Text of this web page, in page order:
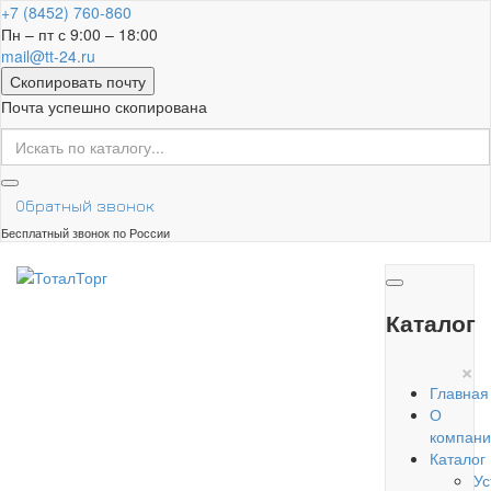
+7 (8452) 760-860
Пн – пт с 9:00 – 18:00
mail@tt-24.ru
Скопировать почту
Почта успешно скопирована
Обратный звонок
Бесплатный звонок по России
Каталог
×
Главная
О
Каталог